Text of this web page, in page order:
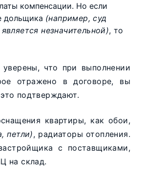
компенсации. Но если
дольщика (например, суд
незначительной), то
что при выполнении
отражено в договоре, вы
подтверждают.
квартиры, как обои,
петли), радиаторы отопления.
с поставщиками,
на склад.